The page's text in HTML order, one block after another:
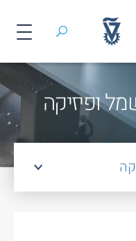
חיפוש
ופיזיקה